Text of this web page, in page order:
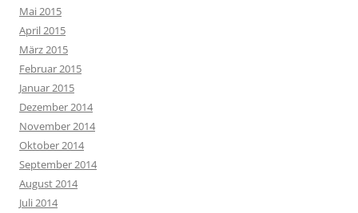
Mai 2015
April 2015
März 2015
Februar 2015
Januar 2015
Dezember 2014
November 2014
Oktober 2014
September 2014
August 2014
Juli 2014